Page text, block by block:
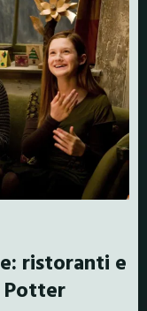
ristoranti e
Potter